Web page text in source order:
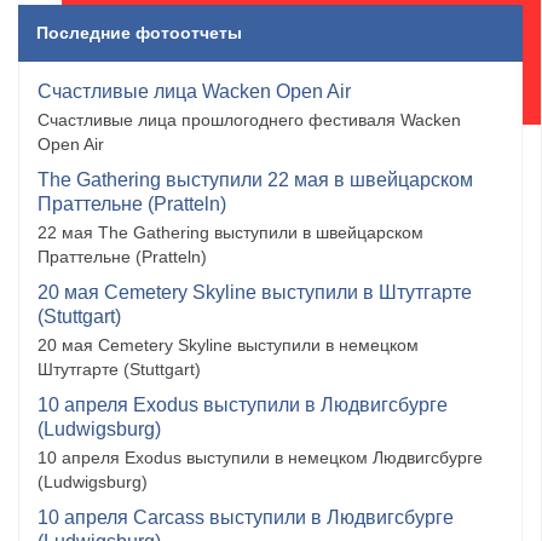
Последние фотоотчеты
Счастливые лица Wacken Open Air
Счастливые лица прошлогоднего фестиваля Wacken
Open Air
The Gathering выступили 22 мая в швейцарском
Праттельне (Pratteln)
22 мая The Gathering выступили в швейцарском
Праттельне (Pratteln)
20 мая Cemetery Skyline выступили в Штутгарте
(Stuttgart)
20 мая Cemetery Skyline выступили в немецком
Штутгарте (Stuttgart)
10 апреля Exodus выступили в Людвигсбурге
(Ludwigsburg)
10 апреля Exodus выступили в немецком Людвигсбурге
(Ludwigsburg)
10 апреля Carcass выступили в Людвигсбурге